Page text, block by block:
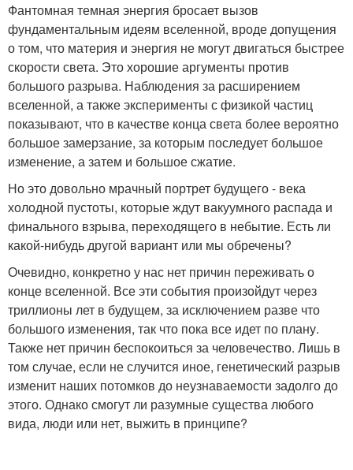
Фантомная темная энергия бросает вызов
фундаментальным идеям вселенной, вроде допущения
о том, что материя и энергия не могут двигаться быстрее
скорости света. Это хорошие аргументы против
большого разрыва. Наблюдения за расширением
вселенной, а также эксперименты с физикой частиц
показывают, что в качестве конца света более вероятно
большое замерзание, за которым последует большое
изменение, а затем и большое сжатие.
Но это довольно мрачный портрет будущего - века
холодной пустоты, которые ждут вакуумного распада и
финального взрыва, переходящего в небытие. Есть ли
какой-нибудь другой вариант или мы обречены?
Очевидно, конкретно у нас нет причин переживать о
конце вселенной. Все эти события произойдут через
триллионы лет в будущем, за исключением разве что
большого изменения, так что пока все идет по плану.
Также нет причин беспокоиться за человечество. Лишь в
том случае, если не случится иное, генетический разрыв
изменит наших потомков до неузнаваемости задолго до
этого. Однако смогут ли разумные существа любого
вида, люди или нет, выжить в принципе?